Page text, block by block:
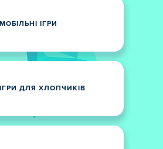
МОБІЛЬНІ ІГРИ
ІГРИ ДЛЯ ХЛОПЧИКІВ